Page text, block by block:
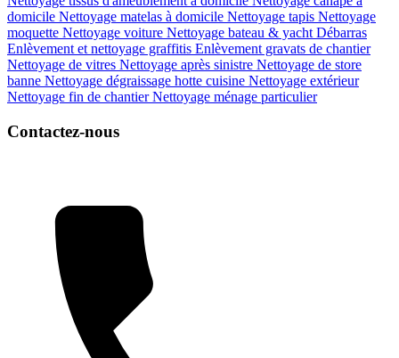
domicile Nettoyage matelas à domicile Nettoyage tapis Nettoyage
moquette Nettoyage voiture Nettoyage bateau & yacht Débarras
Enlèvement et nettoyage graffitis Enlèvement gravats de chantier
Nettoyage de vitres Nettoyage après sinistre Nettoyage de store
banne Nettoyage dégraissage hotte cuisine Nettoyage extérieur
Nettoyage fin de chantierNettoyage ménage particulier
Contactez-nous